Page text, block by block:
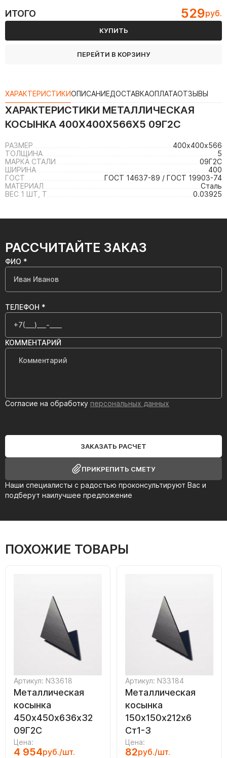
ИТОГО 529руб.
КУПИТЬ
ПЕРЕЙТИ В КОРЗИНУ
ХАРАКТЕРИСТИКИОПИСАНИЕДОСТАВКАОПЛАТАОТЗЫВЫ
ХАРАКТЕРИСТИКИ МЕТАЛЛИЧЕСКАЯ
КОСЫНКА 400Х400Х566Х5 09Г2С
РАЗМЕР
400х400х566
ТОЛЩИНА
5
МАРКА СТАЛИ
09Г2С
ШИРИНА
400
ГОСТ
ГОСТ 14637-89 / ГОСТ 19903-74
МАТЕРИАЛ
Сталь
ВЕС 1 ШТ, Т
0.03925
РАССЧИТАЙТЕ ЗАКАЗ
Наши специалисты с радостью проконсультируют Вас и
подберут наилучшее предложение
ФИО *
ТЕЛЕФОН *
КОММЕНТАРИЙ
Согласие на обработку персональных данных
ЗАКАЗАТЬ РАСЧЕТ
ПРИКРЕПИТЬ СМЕТУ
ПОХОЖИЕ ТОВАРЫ
Артикул: N33618
Металлическая
косынка
450х450х636х32
09Г2С
Цена:
4 954руб./шт.
Артикул: N33184
Металлическая
косынка
150х150х212х6
Ст1-3
Цена:
82руб./шт.